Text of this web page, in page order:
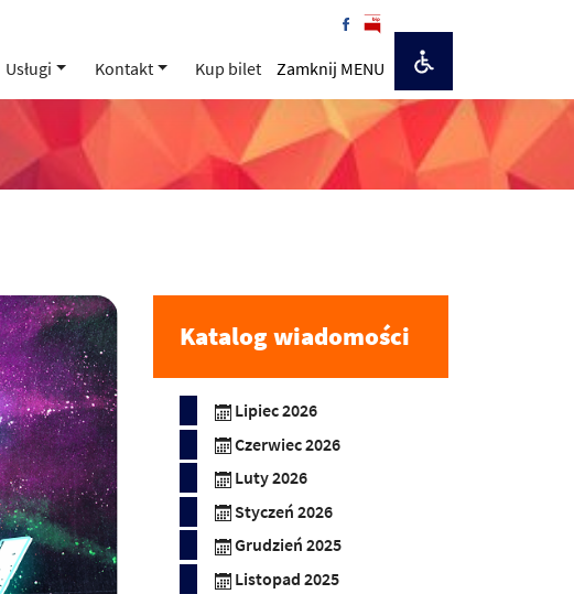
Usługi Kontakt Kup bilet Zamknij MENU
Katalog wiadomości
Lipiec 2026
Czerwiec 2026
Luty 2026
Styczeń 2026
Grudzień 2025
Listopad 2025